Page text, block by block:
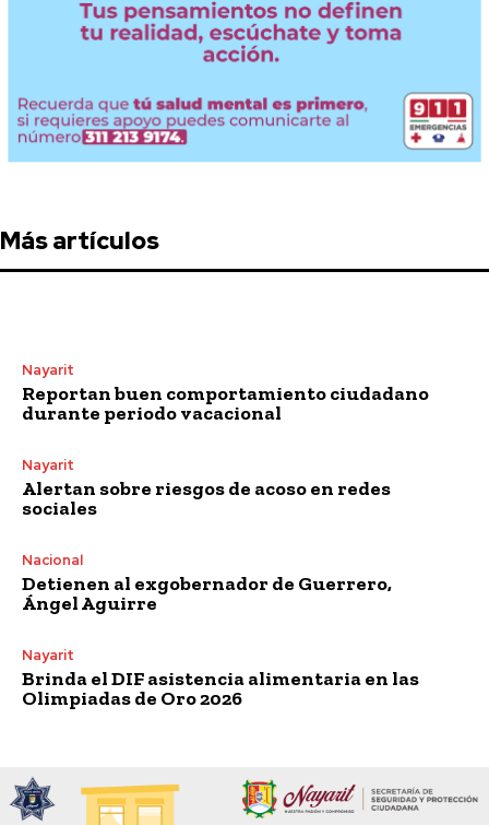
Más artículos
Nayarit
Reportan buen comportamiento ciudadano
durante periodo vacacional
Nayarit
Alertan sobre riesgos de acoso en redes
sociales
Nacional
Detienen al exgobernador de Guerrero,
Ángel Aguirre
Nayarit
Brinda el DIF asistencia alimentaria en las
Olimpiadas de Oro 2026